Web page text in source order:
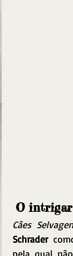
O intrigar
Cães
Schrader
pela qual